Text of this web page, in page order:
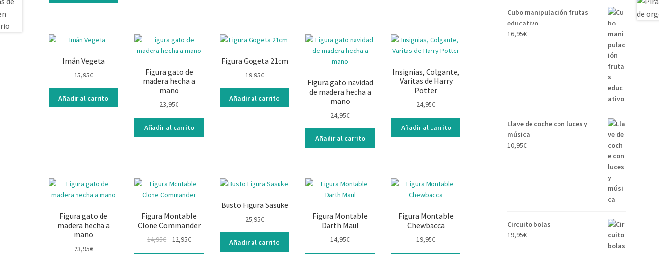
Imán Vegeta
15,95€
Añadir al carrito
Figura gato de
madera hecha a
mano
23,95€
Añadir al carrito
Figura Gogeta 21cm
19,95€
Añadir al carrito
Figura gato navidad
de madera hecha a
mano
24,95€
Añadir al carrito
Insignias, Colgante,
Varitas de Harry
Potter
24,95€
Añadir al carrito
Figura gato de
madera hecha a
mano
23,95€
Figura Montable
Clone Commander
14,95€ 12,95€
Busto Figura Sasuke
25,95€
Añadir al carrito
Figura Montable
Darth Maul
14,95€
Figura Montable
Chewbacca
19,95€
Cubo manipulación frutas
educativo
16,95€
Llave de coche con luces y
música
10,95€
Circuito bolas
19,95€